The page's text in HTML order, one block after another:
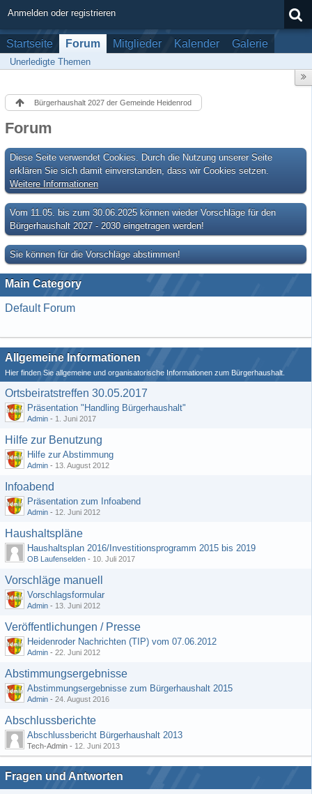
Anmelden oder registrieren
Startseite Forum Mitglieder Kalender Galerie
Unerledigte Themen
Bürgerhaushalt 2027 der Gemeinde Heidenrod
Forum
Diese Seite verwendet Cookies. Durch die Nutzung unserer Seite
erklären Sie sich damit einverstanden, dass wir Cookies setzen.
Weitere Informationen
Vom 11.05. bis zum 30.06.2025 können wieder Vorschläge für den
Bürgerhaushalt 2027 - 2030 eingetragen werden!
Sie können für die Vorschläge abstimmen!
Main Category
Default Forum
Allgemeine Informationen
Hier finden Sie allgemeine und organisatorische Informationen zum Bürgerhaushalt.
Ortsbeiratstreffen 30.05.2017
Präsentation "Handling Bürgerhaushalt"
Admin - 1. Juni 2017
Hilfe zur Benutzung
Hilfe zur Abstimmung
Admin - 13. August 2012
Infoabend
Präsentation zum Infoabend
Admin - 12. Juni 2012
Haushaltspläne
Haushaltsplan 2016/Investitionsprogramm 2015 bis 2019
OB Laufenselden - 10. Juli 2017
Vorschläge manuell
Vorschlagsformular
Admin - 13. Juni 2012
Veröffentlichungen / Presse
Heidenroder Nachrichten (TIP) vom 07.06.2012
Admin - 22. Juni 2012
Abstimmungsergebnisse
Abstimmungsergebnisse zum Bürgerhaushalt 2015
Admin - 24. August 2016
Abschlussberichte
Abschlussbericht Bürgerhaushalt 2013
Tech-Admin - 12. Juni 2013
Fragen und Antworten